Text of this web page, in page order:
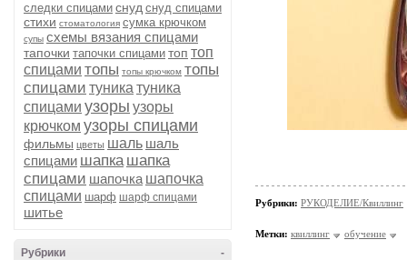
следки спицами снуд снуд спицами
стихи стоматология сумка крючком
супы схемы вязания спицами
тапочки тапочки спицами топ топ
спицами топы топы крючком топы
спицами туника туника
спицами узоры узоры
крючком узоры спицами
фильмы цветы шаль шаль
спицами шапка шапка
спицами шапочка шапочка
спицами шарф шарф спицами
шитье
-
Рубрики
Рубрики: РУКОДЕЛИЕ/Квиллинг
Метки: квиллинг обучение